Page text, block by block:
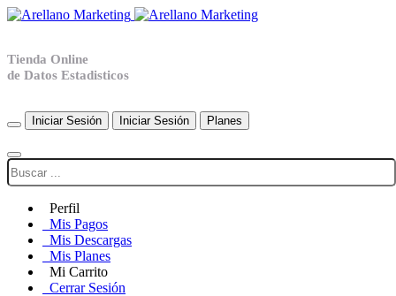
Tienda Online
de Datos Estadisticos
Iniciar Sesión Iniciar Sesión Planes
Perfil
Mis Pagos
Mis Descargas
Mis Planes
Mi Carrito
Cerrar Sesión